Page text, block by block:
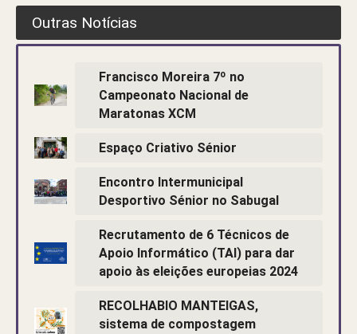
Outras Notícias
Francisco Moreira 7º no
Campeonato Nacional de
Maratonas XCM
Espaço Criativo Sénior
Encontro Intermunicipal
Desportivo Sénior no Sabugal
Recrutamento de 6 Técnicos de
Apoio Informático (TAI) para dar
apoio às eleições europeias 2024
RECOLHABIO MANTEIGAS,
sistema de compostagem